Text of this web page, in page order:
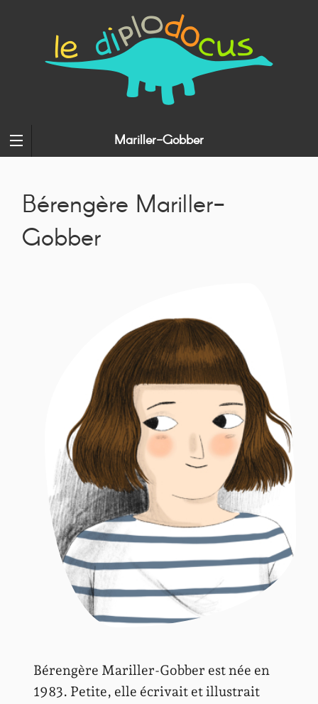
Mariller-Gobber
Bérengère Mariller-
Gobber
Bérengère Mariller-Gobber est née en
1983. Petite, elle écrivait et illustrait